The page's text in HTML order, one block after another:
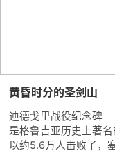
黄昏时分的圣剑山
迪德戈里战役纪念碑
是格鲁吉亚历史上著
以约5.6万人击败了，